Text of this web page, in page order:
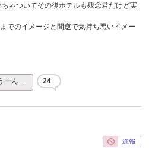
ゃついてその後ホテルも残念君だけど実
でのイメージと間逆で気持ち悪いイメー
ーん… 24